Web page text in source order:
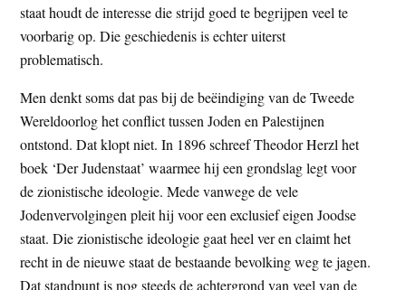
staat houdt de interesse die strijd goed te begrijpen veel te
voorbarig op. Die geschiedenis is echter uiterst
problematisch.
Men denkt soms dat pas bij de beëindiging van de Tweede
Wereldoorlog het conflict tussen Joden en Palestijnen
ontstond. Dat klopt niet. In 1896 schreef Theodor Herzl het
boek ‘Der Judenstaat’ waarmee hij een grondslag legt voor
de zionistische ideologie. Mede vanwege de vele
Jodenvervolgingen pleit hij voor een exclusief eigen Joodse
staat. Die zionistische ideologie gaat heel ver en claimt het
recht in de nieuwe staat de bestaande bevolking weg te jagen.
Dat standpunt is nog steeds de achtergrond van veel van de